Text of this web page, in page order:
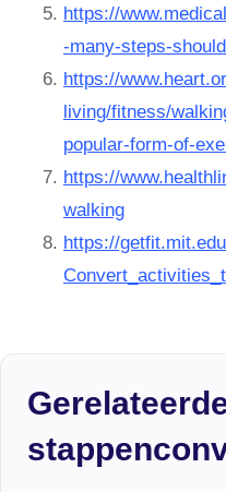
https://
-many-steps-
https://
living/fitness/
popular-form-of-
https://
walking
https://